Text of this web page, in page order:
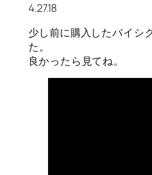
4.27.18
少し前に購入したバイシ
た。
良かったら見てね。